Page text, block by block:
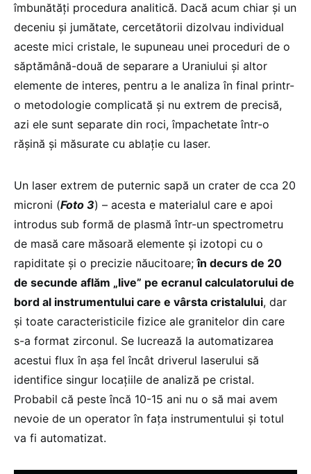
îmbunătăți procedura analitică. Dacă acum chiar și un
deceniu și jumătate, cercetătorii dizolvau individual
aceste mici cristale, le supuneau unei proceduri de o
săptămână-două de separare a Uraniului și altor
elemente de interes, pentru a le analiza în final printr-
o metodologie complicată și nu extrem de precisă,
azi ele sunt separate din roci, împachetate într-o
rășină și măsurate cu ablație cu laser.
Un laser extrem de puternic sapă un crater de cca 20
microni (Foto 3) – acesta e materialul care e apoi
introdus sub formă de plasmă într-un spectrometru
de masă care măsoară elemente și izotopi cu o
rapiditate și o precizie năucitoare;în decurs de 20
de secunde aflăm „live” pe ecranul calculatorului de
bord al instrumentului care e vârsta cristalului, dar
și toate caracteristicile fizice ale granitelor din care
s-a format zirconul. Se lucrează la automatizarea
acestui flux în așa fel încât driverul laserului să
identifice singur locațiile de analiză pe cristal.
Probabil că peste încă 10-15 ani nu o să mai avem
nevoie de un operator în fața instrumentului și totul
va fi automatizat.